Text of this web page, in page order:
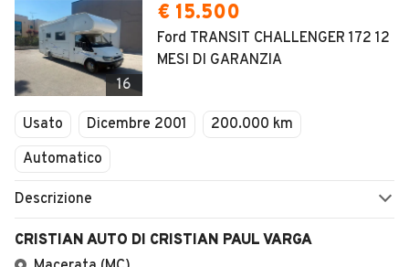
16
€ 15.500
Ford TRANSIT CHALLENGER 172 12
MESI DI GARANZIA
Usato Dicembre 2001
200.000 km
Automatico
Descrizione
CRISTIAN AUTO DI CRISTIAN PAUL VARGA